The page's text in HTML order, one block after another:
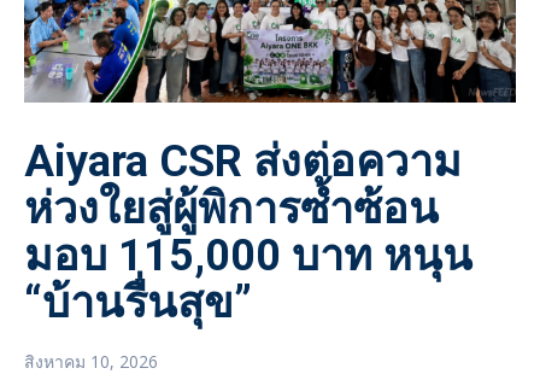
Aiyara CSR ส่งต่อความ
ห่วงใยสู่ผู้พิการซ้ำซ้อน
มอบ 115,000 บาท หนุน
“บ้านรื่นสุข”
สิงหาคม 10, 2026